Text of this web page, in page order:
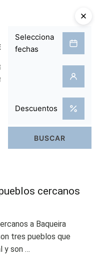
Arán con niños
el Valle de Arán El
para disfrutar
cercanos
a Baqueira
tres pueblos que
y son …